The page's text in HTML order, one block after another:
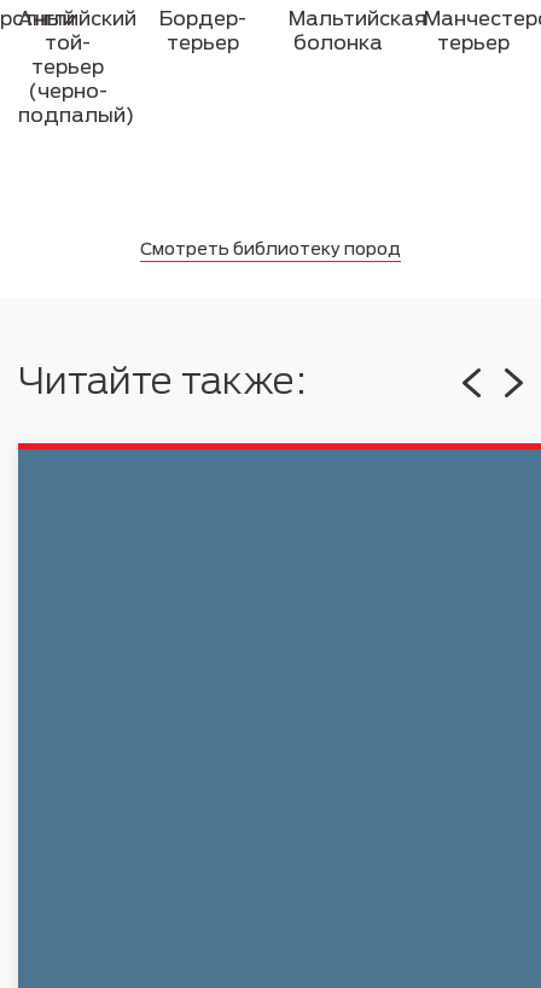
Английский
той-
терьер
(черно-
подпалый)
Бордер-
терьер
Мальтийская
болонка
терьер
Смотреть библиотеку пород
Читайте также: